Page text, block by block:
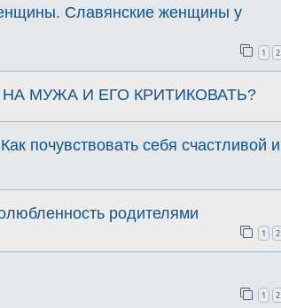
Славянские женщины у
1 2
МУЖА И ЕГО КРИТИКОВАТЬ?
почувствовать себя счастливой и
родителями
1 2
1 2